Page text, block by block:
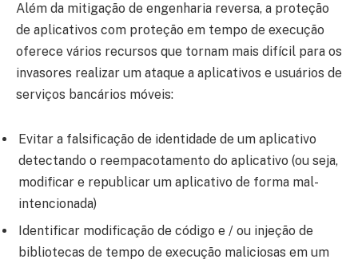
Além da mitigação de engenharia reversa, a proteção
de aplicativos com proteção em tempo de execução
oferece vários recursos que tornam mais difícil para os
invasores realizar um ataque a aplicativos e usuários de
serviços bancários móveis:
Evitar a falsificação de identidade de um aplicativo
detectando o reempacotamento do aplicativo (ou seja,
modificar e republicar um aplicativo de forma mal-
intencionada)
Identificar modificação de código e / ou injeção de
bibliotecas de tempo de execução maliciosas em um